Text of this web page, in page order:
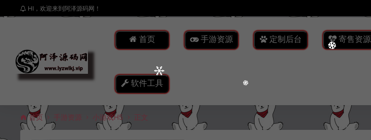
HI，欢迎来到阿泽源码网！
首页 手游资源 定制后台 寄售资源
软件工具
首页 手游资源 小游戏H5 正文